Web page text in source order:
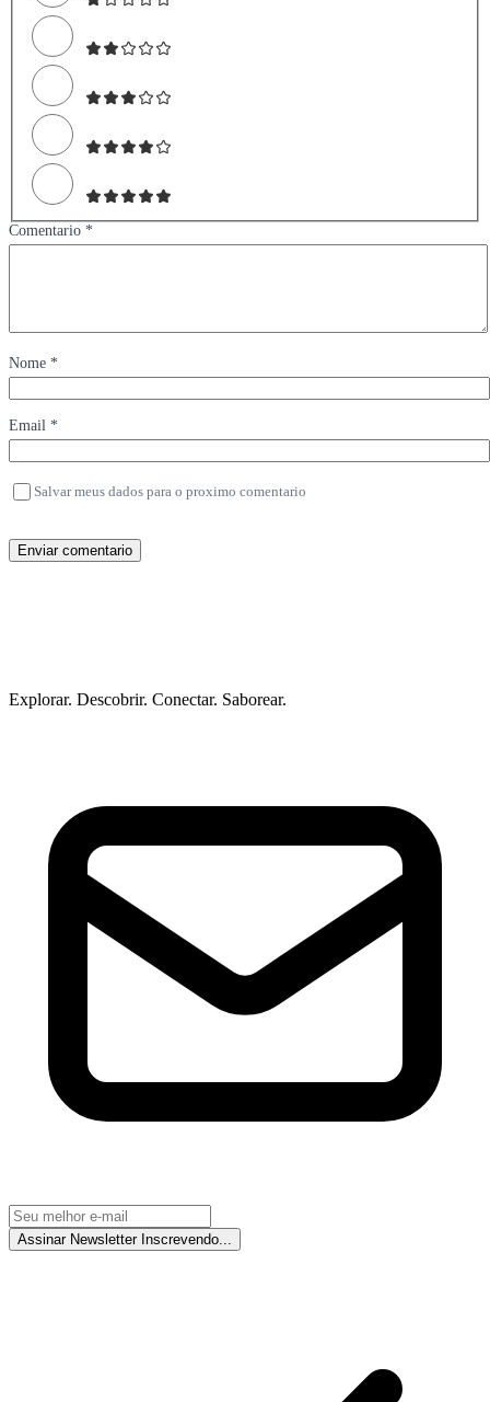
Comentario *
Nome *
Email *
Salvar meus dados para o proximo comentario
Enviar comentario
Explorar. Descobrir. Conectar. Saborear.
Assinar Newsletter Inscrevendo...